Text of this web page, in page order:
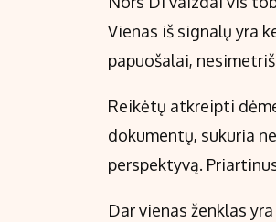
Vienas iš signalų yra
papuošalai,
Reikėtų atkreipti
dokumentų, sukuria
perspektyvą.
Dar vienas ženklas